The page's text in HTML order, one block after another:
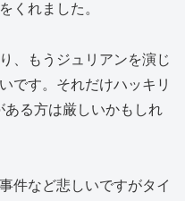
くれました。
、もうジュリアンを演じ
です。それだけハッキリ
ある方は厳しいかもしれ
件など悲しいですがタイ